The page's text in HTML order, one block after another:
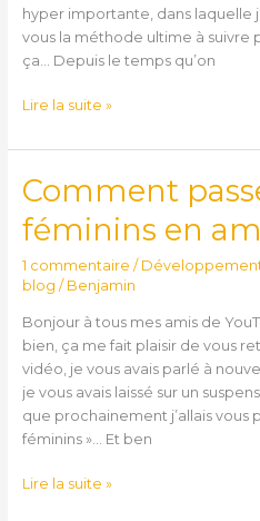
hyper importante, dans laquelle
vous la méthode ultime à suivre
ça… Depuis le temps qu’on
Lire la suite »
Comment
féminins en
1 commentaire /
blog / Benjamin
Bonjour à tous mes amis de
bien, ça me fait plaisir de vous
vidéo, je vous avais parlé à
je vous avais laissé sur un
que prochainement j’allais vous
féminins »… Et ben
Comment
passer
les
féminins
amour
?
Lire la suite »